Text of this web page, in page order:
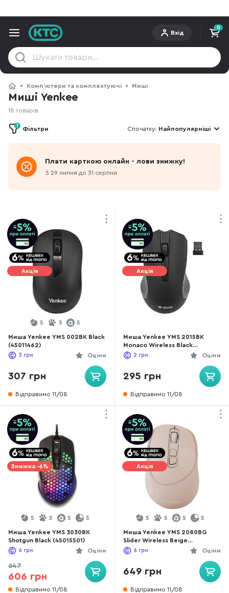
Вхід
0
Компʼютери та комплектуючі Миші
Плати карткою онлайн - лови знижку!
З 29 липня до 31 серпня
Миші Yenkee
18 товарів
Фільтри
1 Спочатку: Найпопулярніші
Акція
5 3 5
Миша Yenkee YMS 002BK Black
(45011462)
Оціни
3 грн
307 грн
Відправимо 11/08
Акція
Миша Yenkee YMS 2015BK
Monaco Wireless Black
(45010824)
Оціни
2 грн
295 грн
Відправимо 11/08
Знижка -6%
5 5 5 5
Миша Yenkee YMS 3030BK
Shotgun Black (45015501)
Оціни
6 грн
647
606 грн
Відправимо 11/08
Акція
5 5 5 5
Миша Yenkee YMS 2080BG
Slider Wireless Beige
(45019321)
Оціни
6 грн
649 грн
Відправимо 11/08